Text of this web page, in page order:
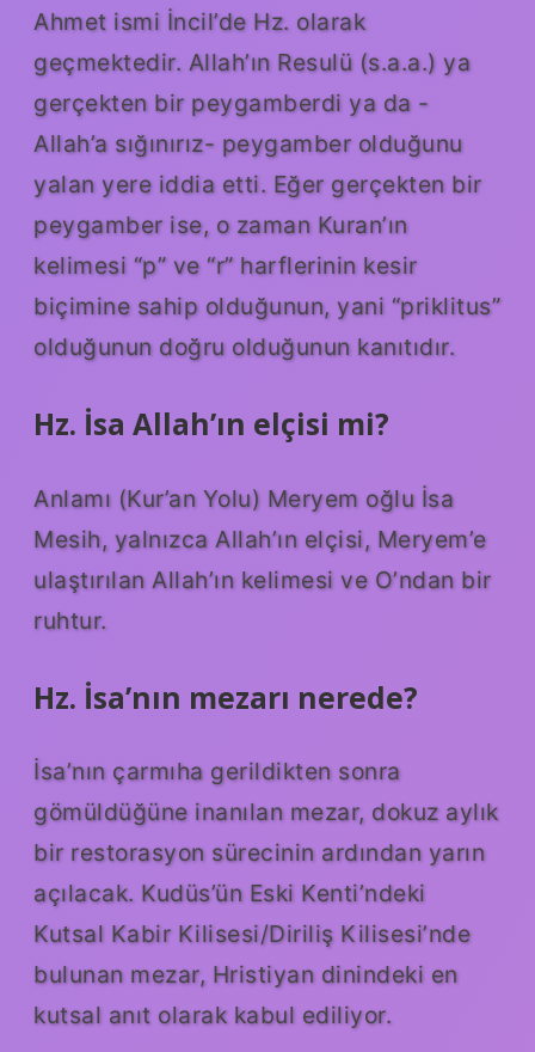
Ahmet ismi İncil’de Hz. olarak
geçmektedir. Allah’ın Resulü (s.a.a.) ya
gerçekten bir peygamberdi ya da -
Allah’a sığınırız- peygamber olduğunu
yalan yere iddia etti. Eğer gerçekten bir
peygamber ise, o zaman Kuran’ın
kelimesi “p” ve “r” harflerinin kesir
biçimine sahip olduğunun, yani “priklitus”
olduğunun doğru olduğunun kanıtıdır.
Hz. İsa Allah’ın elçisi mi?
Anlamı (Kur’an Yolu) Meryem oğlu İsa
Mesih, yalnızca Allah’ın elçisi, Meryem’e
ulaştırılan Allah’ın kelimesi ve O’ndan bir
ruhtur.
Hz. İsa’nın mezarı nerede?
İsa’nın çarmıha gerildikten sonra
gömüldüğüne inanılan mezar, dokuz aylık
bir restorasyon sürecinin ardından yarın
açılacak. Kudüs’ün Eski Kenti’ndeki
Kutsal Kabir Kilisesi/Diriliş Kilisesi’nde
bulunan mezar, Hristiyan dinindeki en
kutsal anıt olarak kabul ediliyor.